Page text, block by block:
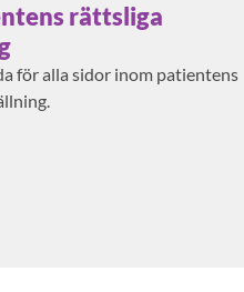
rättsliga
för alla sidor inom patientens